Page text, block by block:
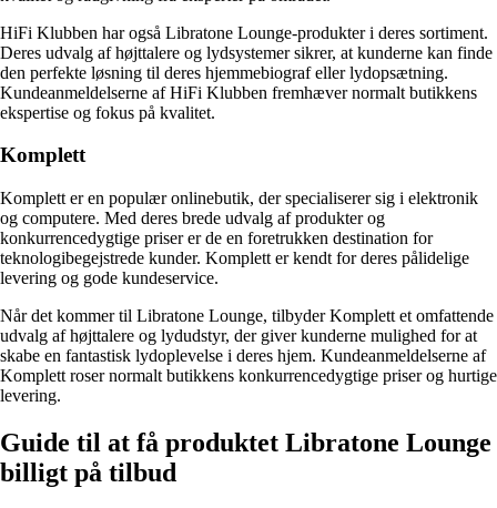
HiFi Klubben har også Libratone Lounge-produkter i deres sortiment.
Deres udvalg af højttalere og lydsystemer sikrer, at kunderne kan finde
den perfekte løsning til deres hjemmebiograf eller lydopsætning.
Kundeanmeldelserne af HiFi Klubben fremhæver normalt butikkens
ekspertise og fokus på kvalitet.
Komplett
Komplett er en populær onlinebutik, der specialiserer sig i elektronik
og computere. Med deres brede udvalg af produkter og
konkurrencedygtige priser er de en foretrukken destination for
teknologibegejstrede kunder. Komplett er kendt for deres pålidelige
levering og gode kundeservice.
Når det kommer til Libratone Lounge, tilbyder Komplett et omfattende
udvalg af højttalere og lydudstyr, der giver kunderne mulighed for at
skabe en fantastisk lydoplevelse i deres hjem. Kundeanmeldelserne af
Komplett roser normalt butikkens konkurrencedygtige priser og hurtige
levering.
Guide til at få produktet Libratone Lounge
billigt på tilbud